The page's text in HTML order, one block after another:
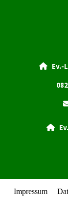
Ev.-

Impressum